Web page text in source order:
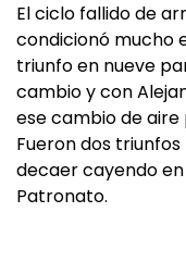
El ciclo fallido de
condicionó mucho
triunfo en nueve
cambio y con
ese cambio de
Fueron dos
decaer cayendo
Patronato.